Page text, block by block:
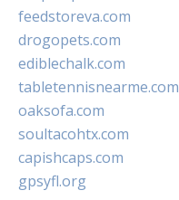
feedstoreva.com
drogopets.com
ediblechalk.com
tabletennisnearme.com
oaksofa.com
soultacohtx.com
capishcaps.com
gpsyfl.org